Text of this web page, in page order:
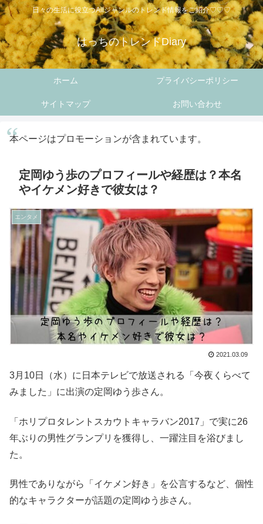
日々の生活に役立つAllジャンルのトレンド情報をご紹介♡♡♡
はっちのトレンドDiary
ホーム プライバシーポリシー
サイトマップ お問い合わせ
本ページはプロモーションが含まれています。
定岡ゆう歩のプロフィールや経歴は？本名
やイケメン好きで彼女は？
エンタメ
2021.03.09
3月10日（水）に日本テレビで放送される「今夜くらべて
みました」に出演の定岡ゆう歩さん。
「ホリプロタレントスカウトキャラバン2017」で実に26
年ぶりの男性グランプリを獲得し、一躍注目を浴びまし
た。
男性でありながら「イケメン好き」を公言するなど、個性
的なキャラクターが話題の定岡ゆう歩さん。